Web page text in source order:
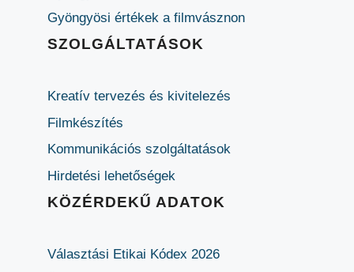
Gyöngyösi értékek a filmvásznon
SZOLGÁLTATÁSOK
Kreatív tervezés és kivitelezés
Filmkészítés
Kommunikációs szolgáltatások
Hirdetési lehetőségek
KÖZÉRDEKŰ ADATOK
Választási Etikai Kódex 2026